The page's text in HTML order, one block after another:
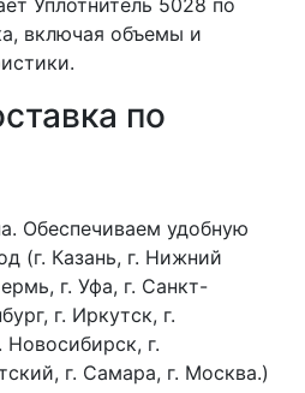
включая объемы и
по
Обеспечиваем удобную
(г. Казань, г. Нижний
г. Уфа, г. Санкт-
г. Иркутск, г.
Новосибирск, г.
г. Самара, г. Москва.)